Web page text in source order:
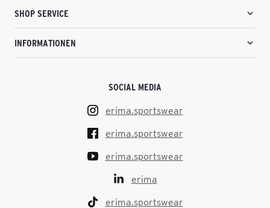
SHOP SERVICE
INFORMATIONEN
SOCIAL MEDIA
erima.sportswear
erima.sportswear
erima.sportswear
erima
erima.sportswear